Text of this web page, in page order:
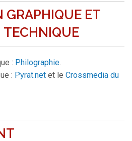
GRAPHIQUE ET
TECHNIQUE
: Philographie.
: Pyrat.net et le Crossmedia du